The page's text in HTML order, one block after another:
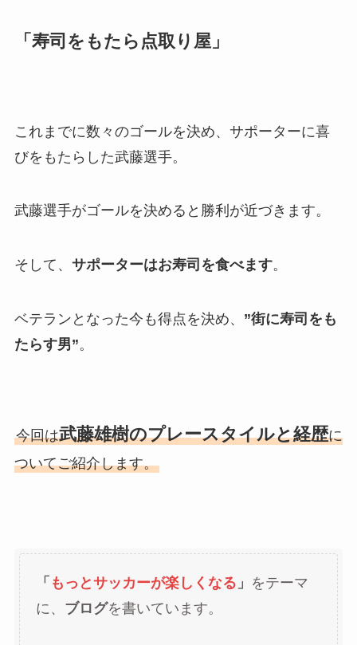
「寿司をもたら点取り屋」
これまでに数々のゴールを決め、サポーターに喜
びをもたらした武藤選手。
武藤選手がゴールを決めると勝利が近づきます。
そして、 サポーターはお寿司を食べます。
ベテランとなった今も得点を決め、 ”街に寿司をも
たらす男”。
今回は武藤雄樹のプレースタイルと経歴に
ついてご紹介します。
「 もっとサッカーが楽しくなる 」 をテーマ
に、 ブログを書いています。